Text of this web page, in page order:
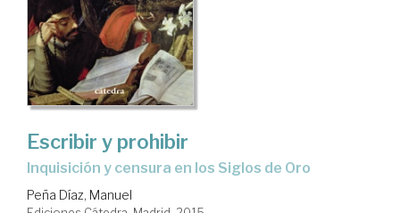
Escribir y prohibir
Inquisición y censura en los Siglos de Oro
Peña Díaz, Manuel